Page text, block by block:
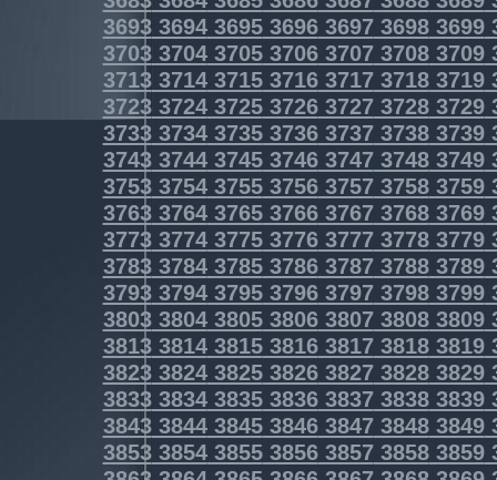
3693369436953696369736983699
3703370437053706370737083709
3713371437153716371737183719
3723372437253726372737283729
3733373437353736373737383739
3743374437453746374737483749
3753375437553756375737583759
3763376437653766376737683769
3773377437753776377737783779
3783378437853786378737883789
3793379437953796379737983799
3803380438053806380738083809
3813381438153816381738183819
3823382438253826382738283829
3833383438353836383738383839
3843384438453846384738483849
3853385438553856385738583859